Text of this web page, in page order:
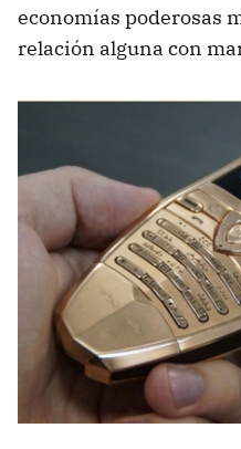
economías poderosas
relación alguna con